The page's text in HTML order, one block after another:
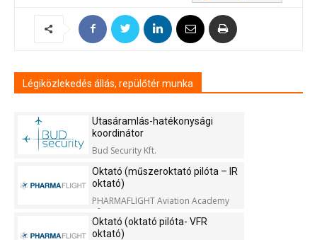
Légiközlekedés állás, repülőtér munka
Utasáramlás-hatékonysági
koordinátor
Bud Security Kft.
Oktató (műszeroktató pilóta – IR
oktató)
PHARMAFLIGHT Aviation Academy
Kft.
Oktató (oktató pilóta- VFR
oktató)